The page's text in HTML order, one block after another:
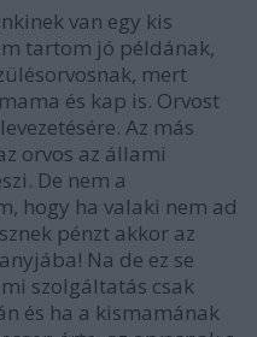
van egy kis
tartom jó példának,
mert
és kap is. Orvost
Az más
orvos az állami
De nem a
hogy ha valaki nem ad
pénzt akkor az
Na de ez se
szolgáltatás csak
és ha a kismamának